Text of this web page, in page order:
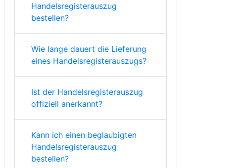
Handelsregisterauszug
bestellen?
Wie lange dauert die Lieferung
eines Handelsregisterauszugs?
Ist der Handelsregisterauszug
offiziell anerkannt?
Kann ich einen beglaubigten
Handelsregisterauszug
bestellen?